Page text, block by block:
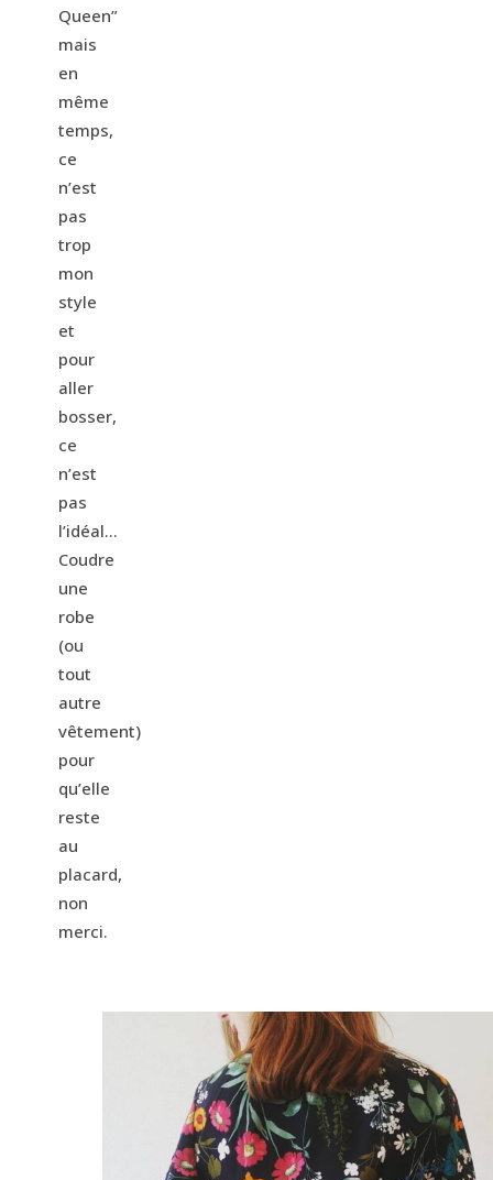
Queen”
mais
en
même
temps,
ce
n’est
pas
trop
mon
style
et
pour
aller
bosser,
ce
n’est
pas
l’idéal…
Coudre
une
robe
(ou
tout
autre
vêtement)
pour
qu’elle
reste
au
placard,
non
merci.